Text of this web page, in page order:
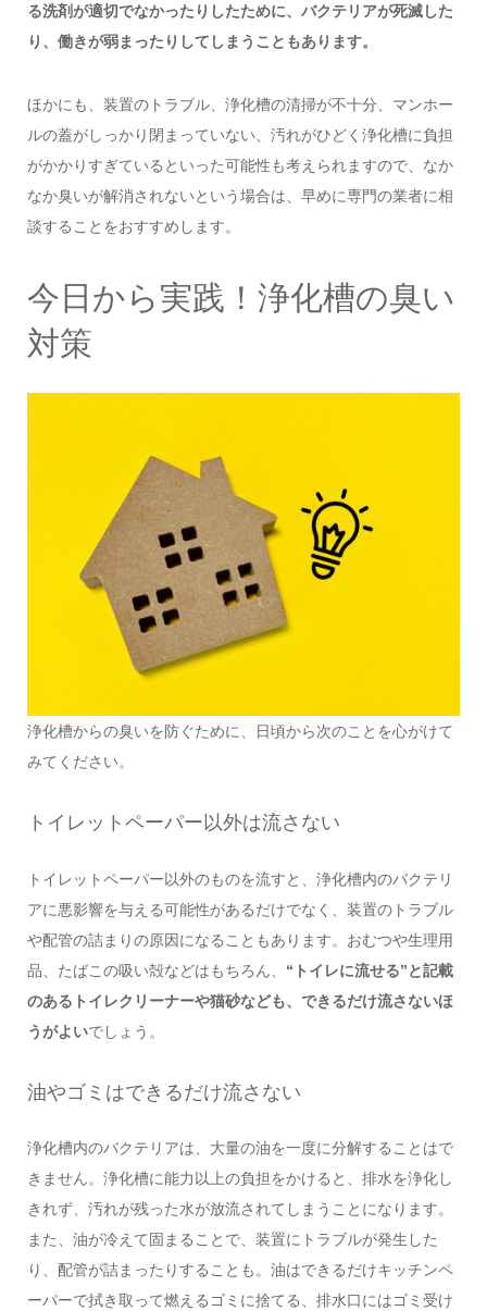
る洗剤が適切でなかったりしたために、バクテリアが死滅した
り、働きが弱まったりしてしまうこともあります。
ほかにも、装置のトラブル、浄化槽の清掃が不十分、マンホー
ルの蓋がしっかり閉まっていない、汚れがひどく浄化槽に負担
がかかりすぎているといった可能性も考えられますので、なか
なか臭いが解消されないという場合は、早めに専門の業者に相
談することをおすすめします。
今日から実践！浄化槽の臭い
対策
浄化槽からの臭いを防ぐために、日頃から次のことを心がけて
みてください。
トイレットペーパー以外は流さない
トイレットペーパー以外のものを流すと、浄化槽内のバクテリ
アに悪影響を与える可能性があるだけでなく、装置のトラブル
や配管の詰まりの原因になることもあります。おむつや生理用
品、たばこの吸い殻などはもちろん、 “トイレに流せる”と記載
のあるトイレクリーナーや猫砂なども、できるだけ流さないほ
うがよいでしょう。
油やゴミはできるだけ流さない
浄化槽内のバクテリアは、大量の油を一度に分解することはで
きません。浄化槽に能力以上の負担をかけると、排水を浄化し
きれず、汚れが残った水が放流されてしまうことになります。
また、油が冷えて固まることで、装置にトラブルが発生した
り、配管が詰まったりすることも。油はできるだけキッチンペ
ーパーで拭き取って燃えるゴミに捨てる、排水口にはゴミ受け